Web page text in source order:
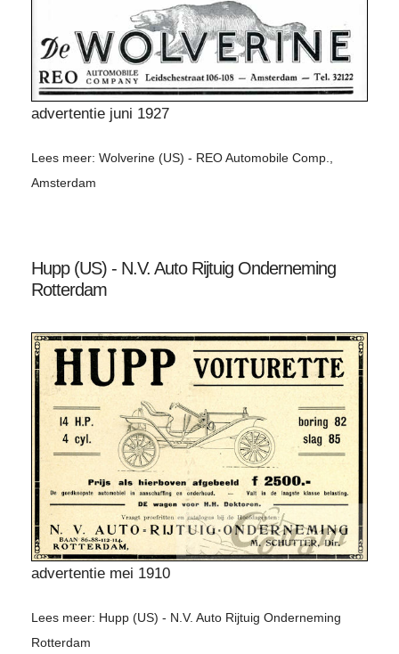
advertentie juni 1927
Lees meer: Wolverine (US) - REO Automobile Comp.,
Amsterdam
Hupp (US) - N.V. Auto Rijtuig Onderneming
Rotterdam
advertentie mei 1910
Lees meer: Hupp (US) - N.V. Auto Rijtuig Onderneming
Rotterdam